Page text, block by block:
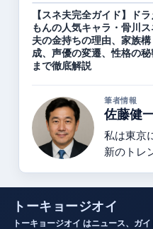
【スネ夫完全ガイド】ドラ
もんの人気キャラ・骨川ス
夫の金持ちの理由、家族構
成、声優の変遷、性格の秘
まで徹底解説
筆者情報
佐藤健
私は東京
新のトレ
トーキョージオイ
トーキョージオイ はニュース、ガ